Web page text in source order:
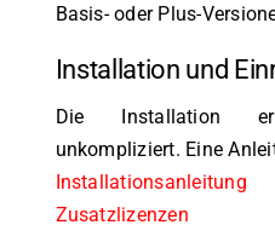
Basis- oder Plus-
Installation und
Die Installation
unkompliziert. Eine
Zusatzlizenzen